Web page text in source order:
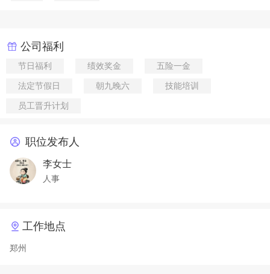
公司福利
节日福利 绩效奖金 五险一金
法定节假日 朝九晚六 技能培训
员工晋升计划
职位发布人
李女士
人事
工作地点
郑州